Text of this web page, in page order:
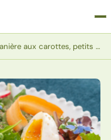
Salade printanière aux carottes, petits pois, radis et oeufs mollets